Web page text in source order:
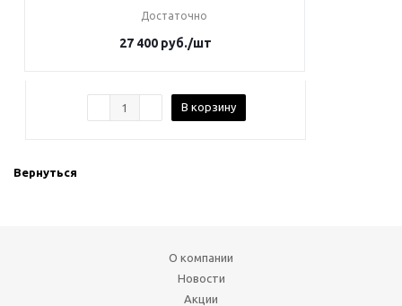
Достаточно
27 400руб./шт
В корзину
Вернуться
О компании
Новости
Акции